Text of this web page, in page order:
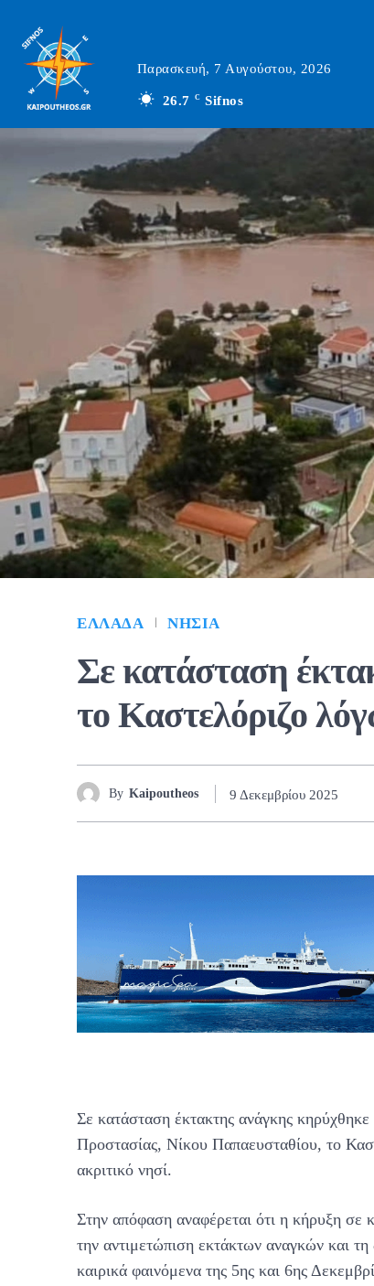
Παρασκευή, 7 Αυγούστου, 2026
26.7 C Sifnos
ΕΛΛΆΔΑ ΝΗΣΙΆ
Σε κατάσταση
το Καστελόριζο
By Kaipoutheos 9 Δεκεμβρίου 2025
Σε κατάσταση έκτακτης ανάγκης
Προστασίας, Νίκου Παπαευσταθίου, το
ακριτικό νησί.
Στην απόφαση αναφέρεται ότι η κήρυξη σε
την αντιμετώπιση εκτάκτων αναγκών και
καιρικά φαινόμενα της 5ης και 6ης